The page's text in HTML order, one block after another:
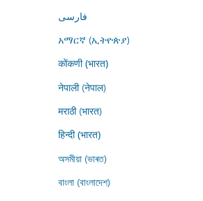
فارسى
አማርኛ (ኢትዮጵያ)
कोंकणी (भारत)
नेपाली (नेपाल)
मराठी (भारत)
हिन्दी (भारत)
অসমীয়া (ভাৰত)
বাংলা (বাংলাদেশ)